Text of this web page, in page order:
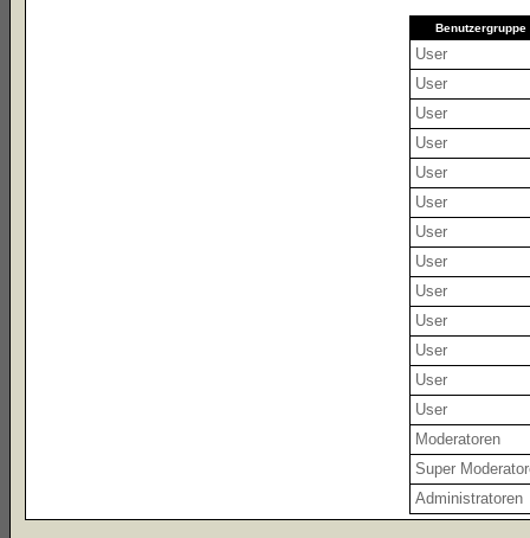
Benutzergruppe
User
User
User
User
User
User
User
User
User
User
User
User
User
Moderatoren
Super
Administratoren